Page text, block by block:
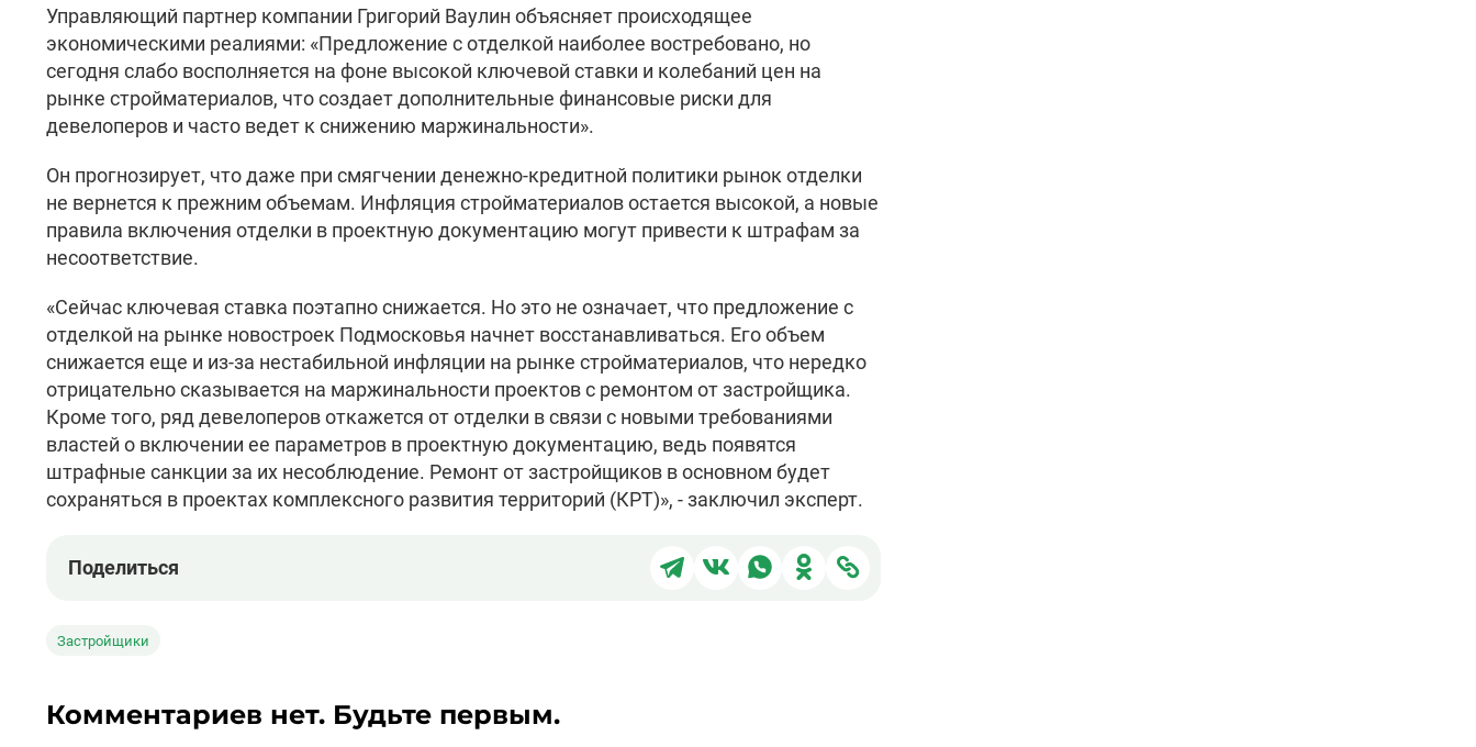
Управляющий партнер компании Григорий Ваулин объясняет происходящее
экономическими реалиями: «Предложение с отделкой наиболее востребовано, но
сегодня слабо восполняется на фоне высокой ключевой ставки и колебаний цен на
рынке стройматериалов, что создает дополнительные финансовые риски для
девелоперов и часто ведет к снижению маржинальности».
Он прогнозирует, что даже при смягчении денежно-кредитной политики рынок отделки
не вернется к прежним объемам. Инфляция стройматериалов остается высокой, а новые
правила включения отделки в проектную документацию могут привести к штрафам за
несоответствие.
«Сейчас ключевая ставка поэтапно снижается. Но это не означает, что предложение с
отделкой на рынке новостроек Подмосковья начнет восстанавливаться. Его объем
снижается еще и из-за нестабильной инфляции на рынке стройматериалов, что нередко
отрицательно сказывается на маржинальности проектов с ремонтом от застройщика.
Кроме того, ряд девелоперов откажется от отделки в связи с новыми требованиями
властей о включении ее параметров в проектную документацию, ведь появятся
штрафные санкции за их несоблюдение. Ремонт от застройщиков в основном будет
сохраняться в проектах комплексного развития территорий (КРТ)», - заключил эксперт.
Поделиться
Поделиться
Поделиться
в
ПоделитьсяПоделиться
Застройщики
Комментариев нет. Будьте первым.